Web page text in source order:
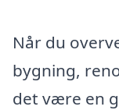
Når du
bygning,
det være en